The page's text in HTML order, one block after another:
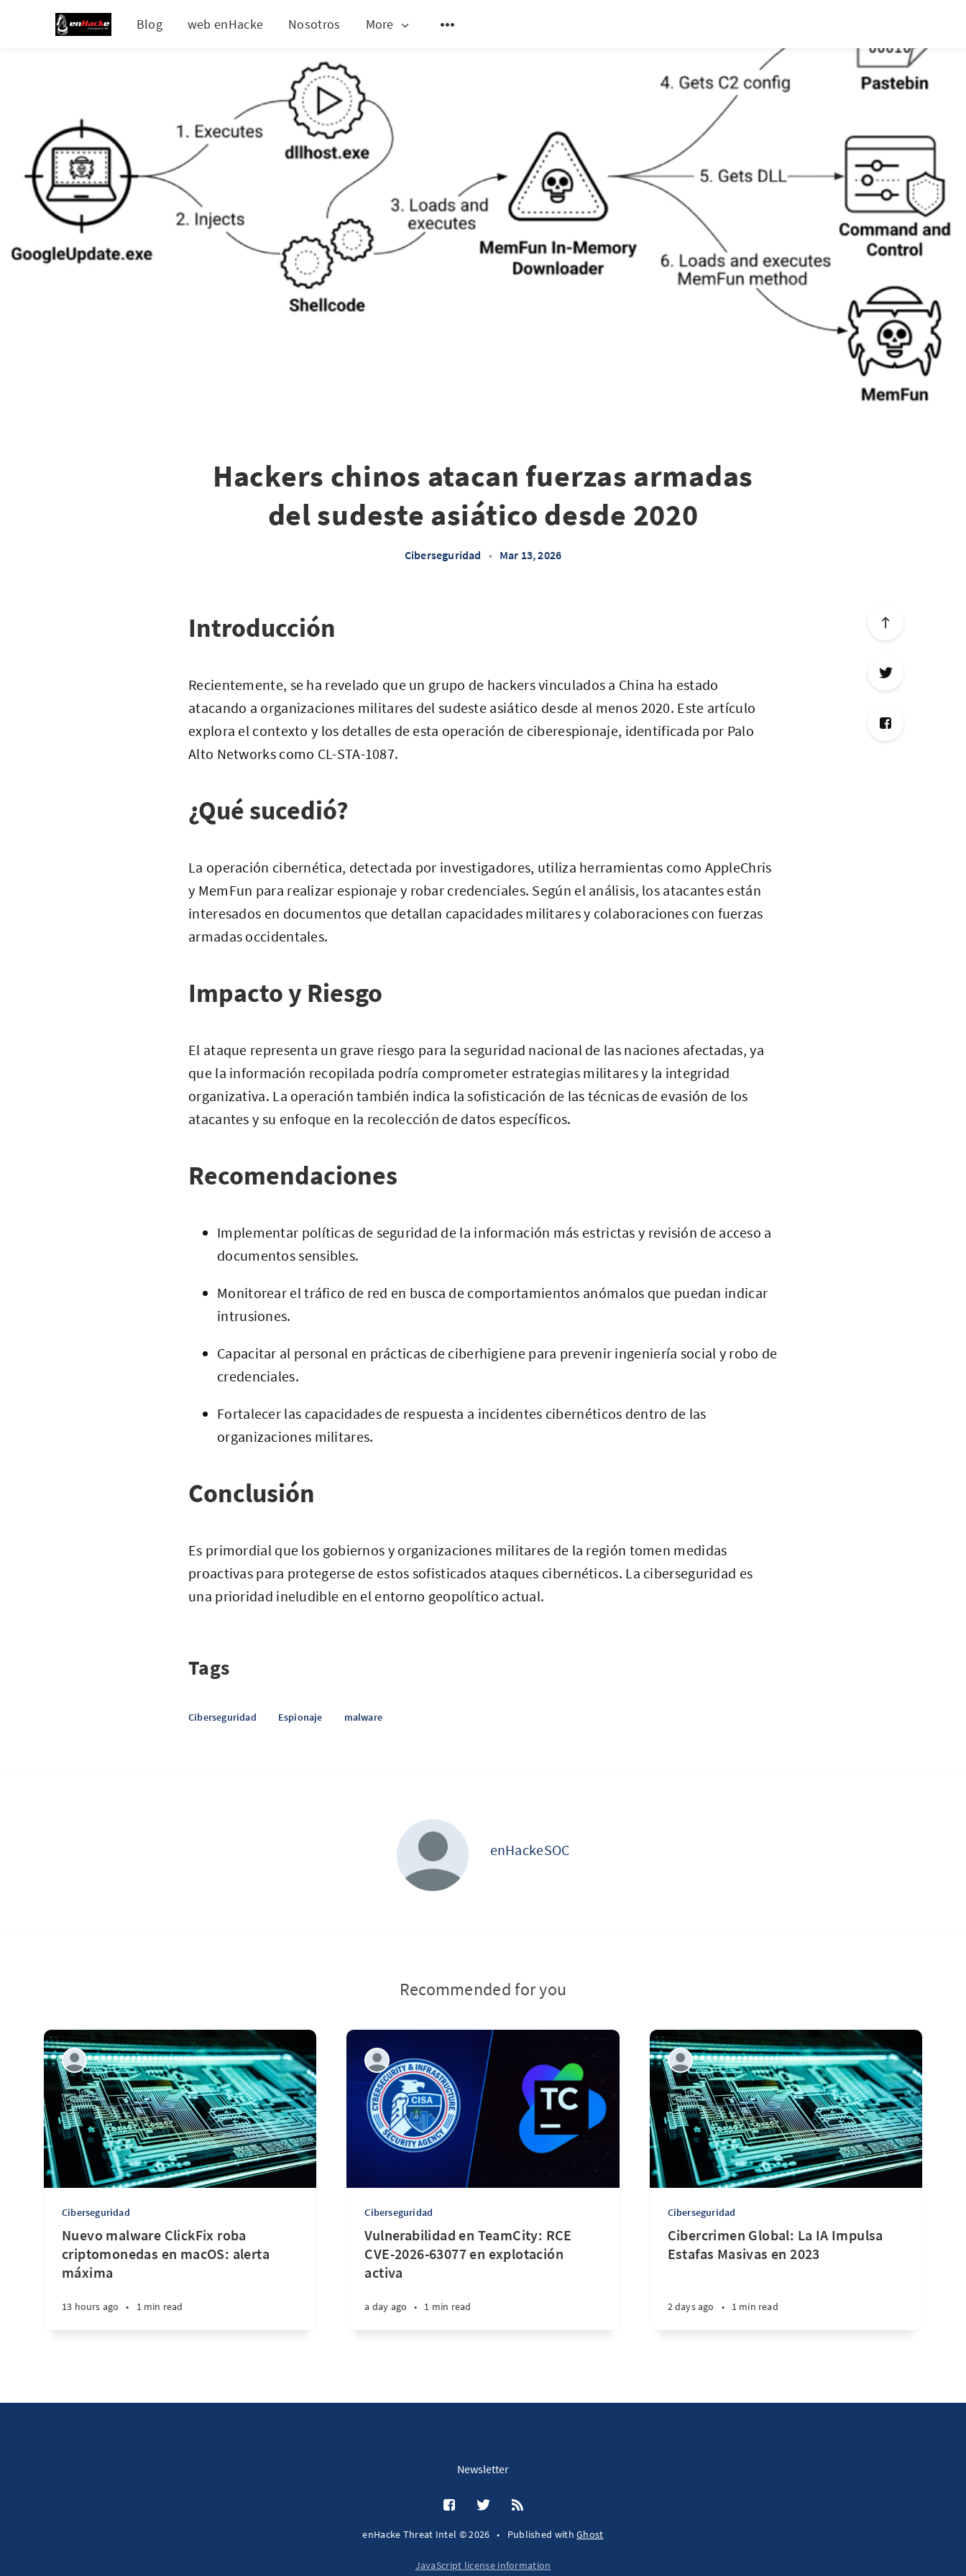
Blog web enHacke Nosotros More
Hackers chinos atacan fuerzas armadas
del sudeste asiático desde 2020
Ciberseguridad • Mar 13, 2026
Introducción
Recientemente, se ha revelado que un grupo de hackers vinculados a China ha estado
atacando a organizaciones militares del sudeste asiático desde al menos 2020. Este artículo
explora el contexto y los detalles de esta operación de ciberespionaje, identificada por Palo
Alto Networks como CL-STA-1087.
¿Qué sucedió?
La operación cibernética, detectada por investigadores, utiliza herramientas como AppleChris
y MemFun para realizar espionaje y robar credenciales. Según el análisis, los atacantes están
interesados en documentos que detallan capacidades militares y colaboraciones con fuerzas
armadas occidentales.
Impacto y Riesgo
El ataque representa un grave riesgo para la seguridad nacional de las naciones afectadas, ya
que la información recopilada podría comprometer estrategias militares y la integridad
organizativa. La operación también indica la sofisticación de las técnicas de evasión de los
atacantes y su enfoque en la recolección de datos específicos.
Recomendaciones
Implementar políticas de seguridad de la información más estrictas y revisión de acceso a
documentos sensibles.
Monitorear el tráfico de red en busca de comportamientos anómalos que puedan indicar
intrusiones.
Capacitar al personal en prácticas de ciberhigiene para prevenir ingeniería social y robo de
credenciales.
Fortalecer las capacidades de respuesta a incidentes cibernéticos dentro de las
organizaciones militares.
Conclusión
Es primordial que los gobiernos y organizaciones militares de la región tomen medidas
proactivas para protegerse de estos sofisticados ataques cibernéticos. La ciberseguridad es
una prioridad ineludible en el entorno geopolítico actual.
Tags
Ciberseguridad Espionaje malware
enHackeSOC
Recommended for you
Ciberseguridad
Nuevo malware ClickFix roba
criptomonedas en macOS: alerta
máxima
13 hours ago • 1 min read
Ciberseguridad
Vulnerabilidad en TeamCity: RCE
CVE-2026-63077 en explotación
activa
a day ago • 1 min read
Ciberseguridad
Cibercrimen Global: La IA Impulsa
Estafas Masivas en 2023
2 days ago • 1 min read
Newsletter
enHacke Threat Intel © 2026 • Published withGhost
JavaScript license information